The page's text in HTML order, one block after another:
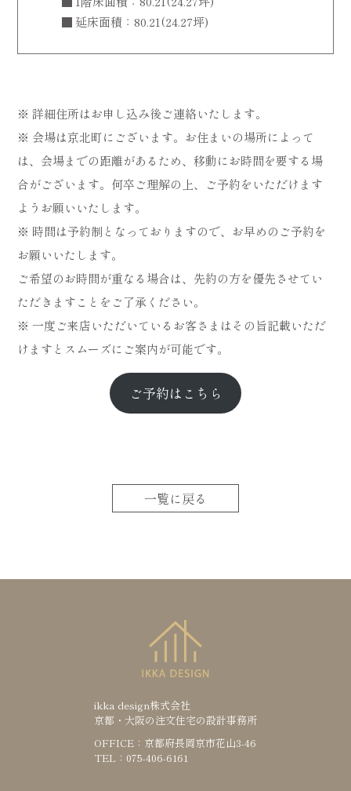
延床面積：80.21(24.27坪)
※ 詳細住所はお申し込み後ご連絡いたします。
※ 会場は京北町にございます。お住まいの場所によって
は、会場までの距離があるため、移動にお時間を要する場
合がございます。何卒ご理解の上、ご予約をいただけます
ようお願いいたします。
※ 時間は予約制となっておりますので、お早めのご予約を
お願いいたします。
ご希望のお時間が重なる場合は、先約の方を優先させてい
ただきますことをご了承ください。
※ 一度ご来店いただいているお客さまはその旨記載いただ
けますとスムーズにご案内が可能です。
ご予約はこちら
一覧に戻る
ikka design株式会社
京都・大阪の注文住宅の設計事務所
OFFICE：京都府長岡京市花山3-46
TEL：075-406-6161